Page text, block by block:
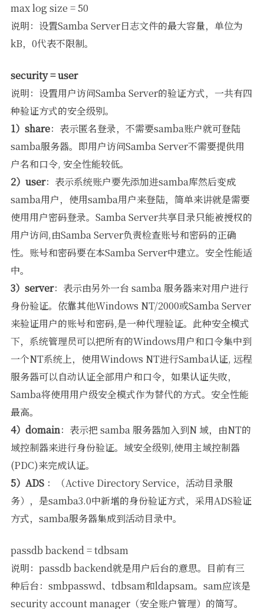
max log size = 50
说明：设置Samba Server日志文件的最大容量，单位为
kB，0代表不限制。
security = user
说明：设置用户访问Samba Server的验证方式，一共有四
种验证方式的安全级别。
1）share：表示匿名登录，不需要samba账户就可登陆
samba服务器。即用户访问Samba Server不需要提供用
户名和口令, 安全性能较低。
2）user：表示系统账户要先添加进samba库然后变成
samba用户，使用samba用户来登陆，简单来讲就是需要
使用用户密码登录。Samba Server共享目录只能被授权的
用户访问,由Samba Server负责检查账号和密码的正确
性。账号和密码要在本Samba Server中建立。安全性能适
中。
3）server：表示由另外一台 samba 服务器来对用户进行
身份验证。依靠其他Windows NT/2000或Samba Server
来验证用户的账号和密码,是一种代理验证。此种安全模式
下，系统管理员可以把所有的Windows用户和口令集中到
一个NT系统上，使用Windows NT进行Samba认证, 远程
服务器可以自动认证全部用户和口令，如果认证失败，
Samba将使用用户级安全模式作为替代的方式。安全性能
最高。
4）domain：表示把 samba 服务器加入到N 域，由NT的
域控制器来进行身份验证。域安全级别,使用主域控制器
(PDC)来完成认证。
5）ADS ：（Active Directory Service，活动目录服
务），是samba3.0中新增的身份验证方式，采用ADS验证
方式，samba服务器集成到活动目录中。
passdb backend = tdbsam
说明：passdb backend就是用户后台的意思。目前有三
种后台：smbpasswd、tdbsam和ldapsam。sam应该是
security account manager（安全账户管理）的简写。